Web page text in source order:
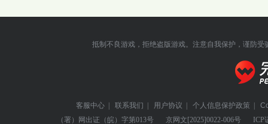
抵制不良游戏，拒绝盗版游戏。注意自我保护，谨防受
客服中心 联系我们 用户协议 个人信息保护政策
（署）网出证（皖）字第013号
京网文 [2025]0022-006号
ICP